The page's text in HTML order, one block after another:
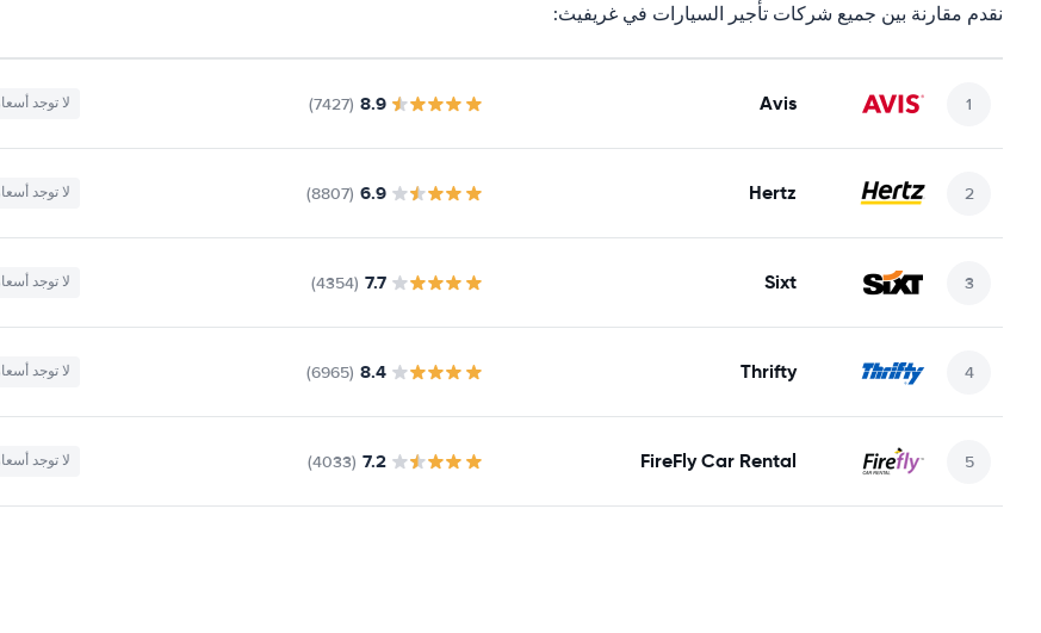
نقدم مقارنة بين جميع شركات تأجير السيارات في غريفيث:
Avis
8.9
(7427) لا توجد
Hertz
6.9
(8807) لا توجد
Sixt
7.7
(4354) لا توجد
Thrifty
8.4
(6965) لا توجد
FireFly Car Rental
7.2
(4033) لا توجد